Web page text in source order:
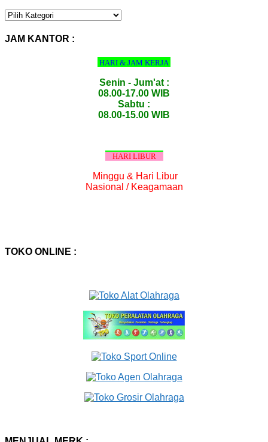
KATEGORI
JAM KANTOR :
HARI & JAM KERJA
Senin - Jum'at :
08.00-17.00 WIB
Sabtu :
08.00-15.00 WIB
HARI LIBUR
Minggu & Hari Libur
Nasional / Keagamaan
TOKO ONLINE :